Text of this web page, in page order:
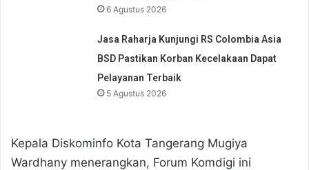
6 Agustus 2026
Jasa Raharja Kunjungi RS Colombia Asia
BSD Pastikan Korban Kecelakaan Dapat
Pelayanan Terbaik
5 Agustus 2026
Kepala Diskominfo Kota Tangerang Mugiya
Wardhany menerangkan, Forum Komdigi ini